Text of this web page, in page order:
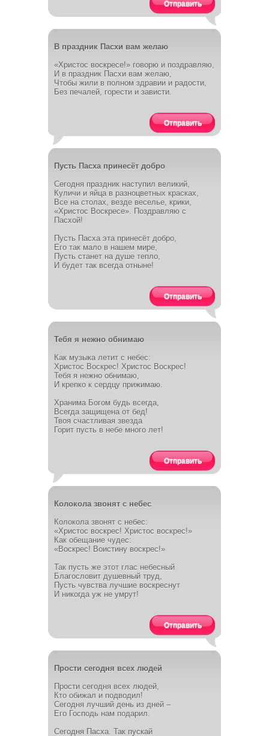
Отправить
В праздник Пасхи вам желаю
«Христос воскресе!» говорю и поздравляю,
И в праздник Пасхи вам желаю,
Чтобы жили в полном здравии и радости,
Без печалей, горести и зависти.
Отправить
Пусть Пасха принесёт добро
Сегодня праздник наступил великий,
Куличи и яйца в разноцветных красках,
Все на столах, везде веселье, крики,
«Христос Воскресе». Поздравляю с
Пасхой!
Пусть Пасха эта принесёт добро,
Его так мало в нашем мире,
Пусть станет на душе тепло,
И будет так всегда отныне!
Отправить
Тебя я нежно обнимаю
Как музыка летит с небес:
Христос Воскрес! Христос Воскрес!
Тебя я нежно обнимаю,
И крепко к сердцу прижимаю.
Хранима Богом будь всегда,
Всегда защищена от бед!
Твоя счастливая звезда
Горит пусть в небе много лет!
Отправить
Колокола звонят с небес
Колокола звонят с небес:
«Христос воскрес! Христос воскрес!»
Как обещание чудес:
«Воскрес! Воистину воскрес!»
Так пусть же этот глас небесный
Благословит душевный труд,
Пусть чувства лучшие воскреснут
И никогда уж не умрут!
Отправить
Прости сегодня всех людей
Прости сегодня всех людей,
Кто обижал и подводил!
Сегодня лучший день из дней –
Его Господь нам подарил.
Сегодня Пасха. Так пускай